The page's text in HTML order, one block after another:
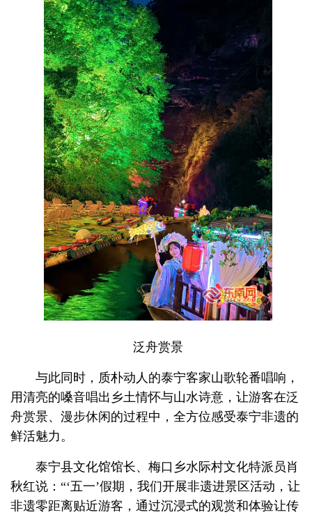
泛舟赏景
与此同时，质朴动人的泰宁客家山歌轮番唱响，
用清亮的嗓音唱出乡土情怀与山水诗意，让游客在泛
舟赏景、漫步休闲的过程中，全方位感受泰宁非遗的
鲜活魅力。
泰宁县文化馆馆长、梅口乡水际村文化特派员肖
秋红说：“‘五一’假期，我们开展非遗进景区活动，让
非遗零距离贴近游客，通过沉浸式的观赏和体验让传